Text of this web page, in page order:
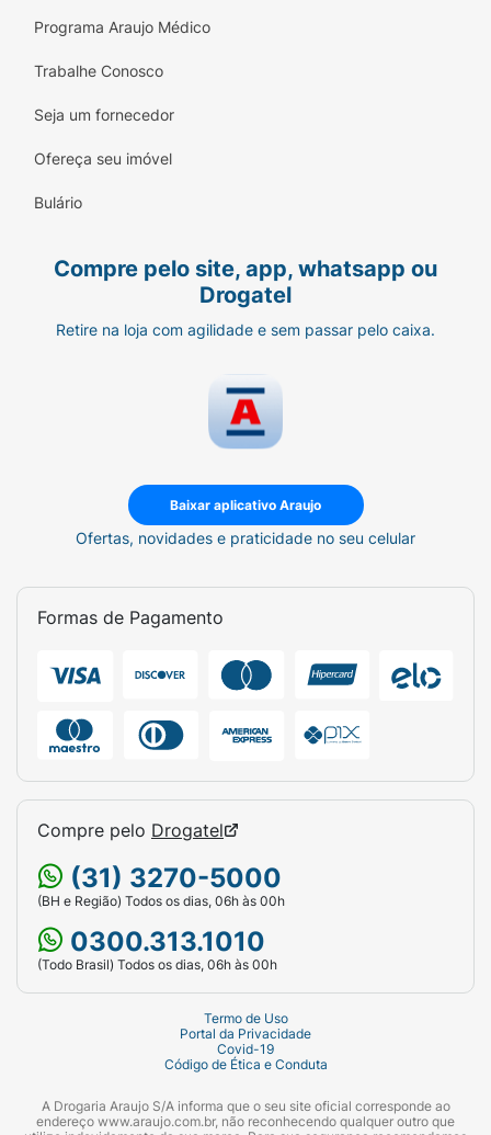
Programa Araujo Médico
Trabalhe Conosco
Seja um fornecedor
Ofereça seu imóvel
Bulário
Compre pelo site, app, whatsapp ou
Drogatel
Retire na loja com agilidade e sem passar pelo caixa.
Baixar aplicativo Araujo
Ofertas, novidades e praticidade no seu celular
Formas de Pagamento
Compre pelo Drogatel
(31) 3270-5000
(BH e Região) Todos os dias, 06h às 00h
0300.313.1010
(Todo Brasil) Todos os dias, 06h às 00h
Termo de Uso
Portal da Privacidade
Covid-19
Código de Ética e Conduta
A Drogaria Araujo S/A informa que o seu site oficial corresponde ao
endereço www.araujo.com.br, não reconhecendo qualquer outro que